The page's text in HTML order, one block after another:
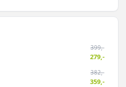
399,-
279,-
382,-
359,-